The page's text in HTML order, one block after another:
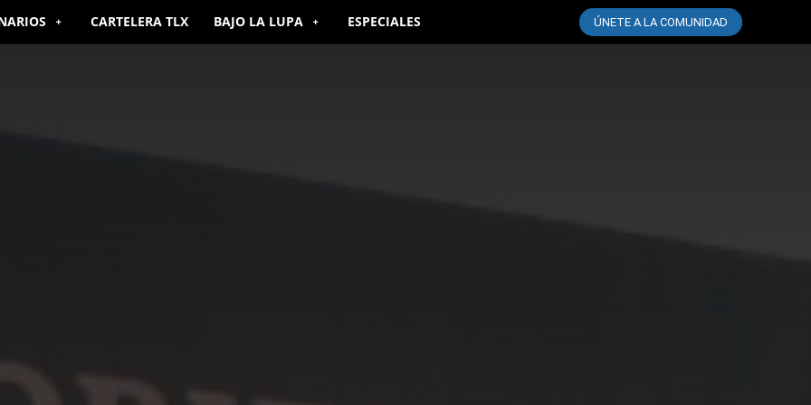
CARTELERA TLX BAJO LA LUPA ESPECIALES ÚNETE A LA COMUNIDAD